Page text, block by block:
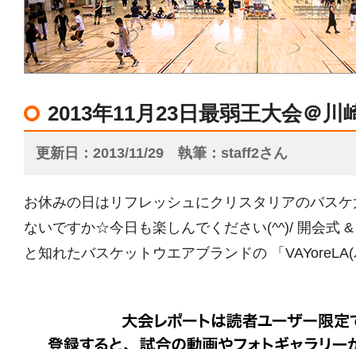
2013年11月23日最弱王大会＠川
更新日 2013/11/29 執筆 staff2さん
お休みの日はリフレッシュにクリスタリアのバス
ないですか☆今日も楽しんでください(^^)/ 開会式 &
と知れたバスケットウエアブランドの 「